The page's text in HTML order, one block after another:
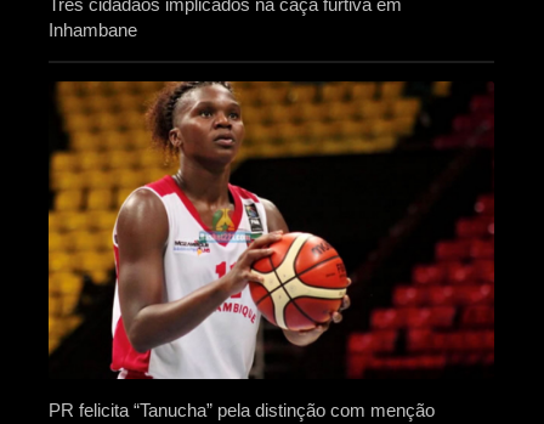
Três cidadãos implicados na caça furtiva em
Inhambane
PR felicita “Tanucha” pela distinção com menção